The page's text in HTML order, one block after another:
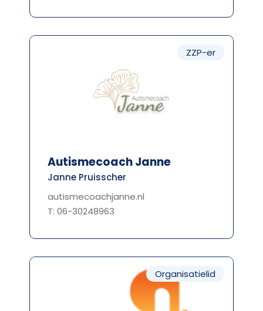
ZZP-er
Autismecoach Janne
Janne Pruisscher
autismecoachjanne.nl
T: 06-30248963
Organisatielid